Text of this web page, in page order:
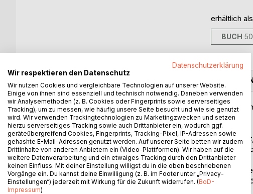
erhältlich
BUCH
Dass Männer miteinander Fußball spielen, ist
unüblich ist.
Wenn Christoph Lauener seinen Männerklassen Yoga
Ernsthaftigkeit mit Humor. Das tut Körper und Seele gut,
Das vertiefte Erleben der Männlichkeit im Yoga berührt
weiblichen Anteil mit ein. Obwohl an Männer adressiert,
Datenschutzerklärung
Wir respektieren den Datenschutz
Wir nutzen Cookies und vergleichbare Technologien auf unserer Website.
Einige von ihnen sind essenziell und technisch notwendig. Daneben verwenden
wir Analysemethoden (z. B. Cookies oder Fingerprints sowie serverseitiges
Tracking), um zu messen, wie häufig unsere Seite besucht und wie sie genutzt
wird. Wir verwenden Trackingtechnologien zu Marketingzwecken und setzen
hierzu serverseitiges Tracking sowie auch Drittanbieter ein, wodurch ggf.
geräteübergreifend Cookies, Fingerprints, Tracking-Pixel, IP-Adressen sowie
gehashte E-Mail-Adressen genutzt werden. Auf unserer Seite betten wir zudem
Drittinhalte von anderen Anbietern ein (Video-Plattformen). Wir haben auf die
weitere Datenverarbeitung und ein etwaiges Tracking durch den Drittanbieter
keinen Einfluss. Mit deiner Einstellung willigst du in die oben beschriebenen
Vorgänge ein. Du kannst deine Einwilligung (z. B. im Footer unter „Privacy-
Einstellungen“) jederzeit mit Wirkung für die Zukunft widerrufen. (BoD-
Impressum)